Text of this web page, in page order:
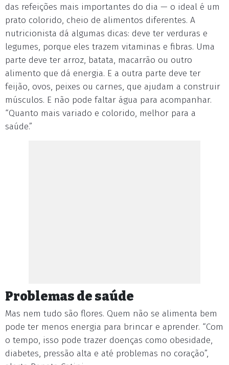
das refeições mais importantes do dia — o ideal é um
prato colorido, cheio de alimentos diferentes. A
nutricionista dá algumas dicas: deve ter verduras e
legumes, porque eles trazem vitaminas e fibras. Uma
parte deve ter arroz, batata, macarrão ou outro
alimento que dá energia. E a outra parte deve ter
feijão, ovos, peixes ou carnes, que ajudam a construir
músculos. E não pode faltar água para acompanhar.
“Quanto mais variado e colorido, melhor para a
saúde.”
Problemas de saúde
Mas nem tudo são flores. Quem não se alimenta bem
pode ter menos energia para brincar e aprender. “Com
o tempo, isso pode trazer doenças como obesidade,
diabetes, pressão alta e até problemas no coração”,